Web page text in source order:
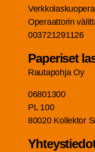
Ope­raat­to­rin
003721291126
Pape­ri­set
Rau­ta­poh­ja Oy
06801300
PL 100
80020 Kol­lek­tor